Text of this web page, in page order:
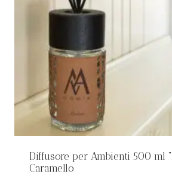
Diffusore per Ambienti 500 ml
Caramello